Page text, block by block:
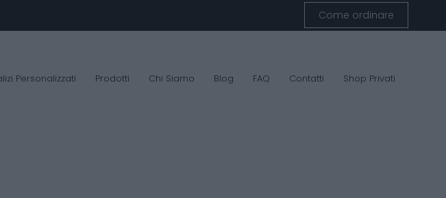
Come ordinare
Personalizzati Prodotti Chi Siamo Blog FAQ Contatti Shop Privati